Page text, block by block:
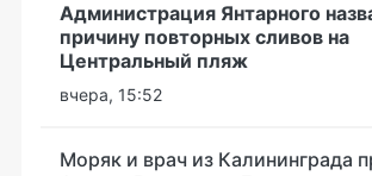
Администрация Янтарного
причину повторных сливов на
Центральный пляж
вчера, 15:52
Моряк и врач из Калининграда